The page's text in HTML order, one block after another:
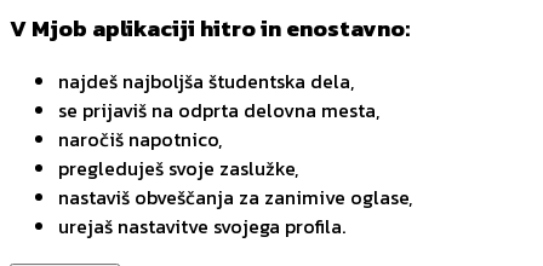
V Mjob aplikaciji hitro in enostavno:
najdeš najboljša študentska dela,
se prijaviš na odprta delovna mesta,
naročiš napotnico,
pregleduješ svoje zaslužke,
nastaviš obveščanja za zanimive oglase,
urejaš nastavitve svojega profila.